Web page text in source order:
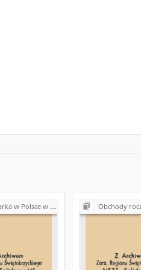
Polsce w latach 80. Obchody rocznic